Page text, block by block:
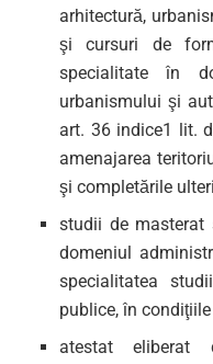
arhitectură,
şi cursuri de
specialitate în
urbanismului şi
art. 36 indice1 lit.
amenajarea
şi completările
studii de masterat
domeniul
specialitatea
publice, în
atestat eliberat